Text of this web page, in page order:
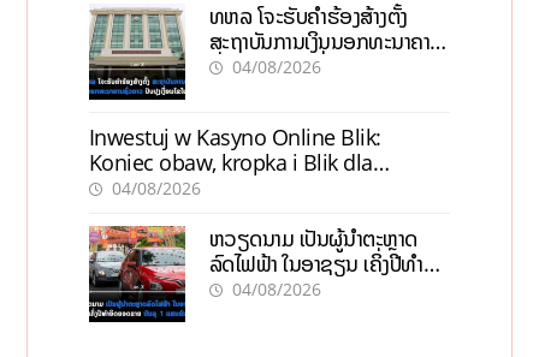
ທຫລ ໂຈະຮັບຄຳຮ້ອງສ້າງຕັ້ງ
ສະຖາບັນການເງິນນອກທະນາຄານ
ຊົ່ວຄາວ ປັບປຸງເງື່ອນໄຂໃໝ່
04/08/2026
Inwestuj w Kasyno Online Blik:
Koniec obaw, kropka i Blik dla
pewności
04/08/2026
ຫວຽດນາມ ເປັນຜູ້ນຳຕະຫຼາດ
ລົດໄຟຟ້າ ໃນອາຊຽນ ເຄິ່ງປີທຳອິດ
ຍອດຂາຍບັນລຸ 1 ແສນຄັນ
04/08/2026